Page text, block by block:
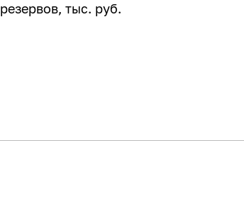
резервов, тыс. руб.